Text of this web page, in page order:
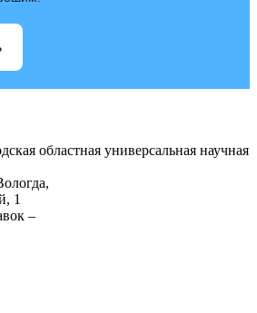
областная универсальная научная
1
–